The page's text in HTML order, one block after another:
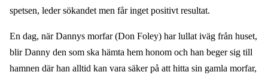
spetsen, leder sökandet men får inget positivt resultat.
En dag, när Dannys morfar (Don Foley) har lullat iväg från huset,
blir Danny den som ska hämta hem honom och han beger sig till
hamnen där han alltid kan vara säker på att hitta sin gamla morfar,